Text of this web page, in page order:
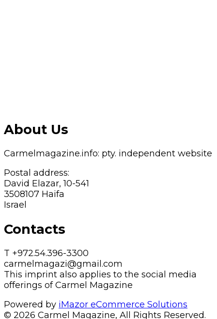
About Us
Carmelmagazine.info: pty. independent website
Postal address:
David Elazar, 10-541
3508107 Haifa
Israel
Contacts
T +972.54.396-3300
carmelmagazi@gmail.com
This imprint also applies to the social media
offerings of Carmel Magazine
Powered by iMazor eCommerce Solutions
© 2026 Carmel Magazine, All Rights Reserved.